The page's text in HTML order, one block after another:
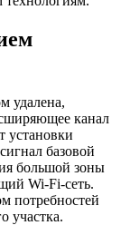
удалена,
канал
установки
базовой
большой зоны
Wi-Fi-сеть.
потребностей
участка.